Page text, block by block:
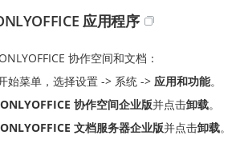
应用程序
协作空间和文档：
始菜单，选择设置 -> 系统 -> 应用和功能。
ONLYOFFICE 协作空间企业版并点击卸载。
ONLYOFFICE 文档服务器企业版并点击卸载。